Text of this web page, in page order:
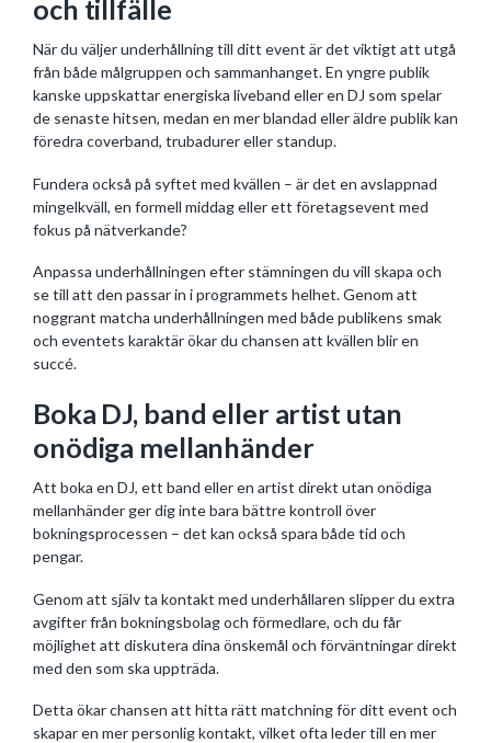
och tillfälle
När du väljer underhållning till ditt event är det viktigt att utgå
från både målgruppen och sammanhanget. En yngre publik
kanske uppskattar energiska liveband eller en DJ som spelar
de senaste hitsen, medan en mer blandad eller äldre publik kan
föredra coverband, trubadurer eller standup.
Fundera också på syftet med kvällen – är det en avslappnad
mingelkväll, en formell middag eller ett företagsevent med
fokus på nätverkande?
Anpassa underhållningen efter stämningen du vill skapa och
se till att den passar in i programmets helhet. Genom att
noggrant matcha underhållningen med både publikens smak
och eventets karaktär ökar du chansen att kvällen blir en
succé.
Boka DJ, band eller artist utan
onödiga mellanhänder
Att boka en DJ, ett band eller en artist direkt utan onödiga
mellanhänder ger dig inte bara bättre kontroll över
bokningsprocessen – det kan också spara både tid och
pengar.
Genom att själv ta kontakt med underhållaren slipper du extra
avgifter från bokningsbolag och förmedlare, och du får
möjlighet att diskutera dina önskemål och förväntningar direkt
med den som ska uppträda.
Detta ökar chansen att hitta rätt matchning för ditt event och
skapar en mer personlig kontakt, vilket ofta leder till en mer